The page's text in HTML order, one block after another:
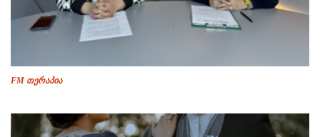
FM თერაპია